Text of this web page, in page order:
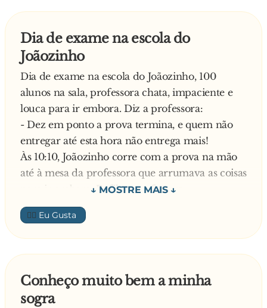
Dia de exame na escola do
Joãozinho
Dia de exame na escola do Joãozinho, 100
alunos na sala, professora chata, impaciente e
louca para ir embora. Diz a professora:
- Dez em ponto a prova termina, e quem não
entregar até esta hora não entrega mais!
Às 10:10, Joãozinho corre com a prova na mão
até à mesa da professora que arrumava as coisas
para ir embora. Refila a professora:
- Eu avisei que não aceitaria provas fora do
horário. Esqueça!
Joãozinho, com ar de autoritarismo, perguntou:
- Você sabe com quem está a falar?
sarcasmo:
- Não, não faço a menor ideia…
👍🏼
Conheço muito bem a minha
sogra